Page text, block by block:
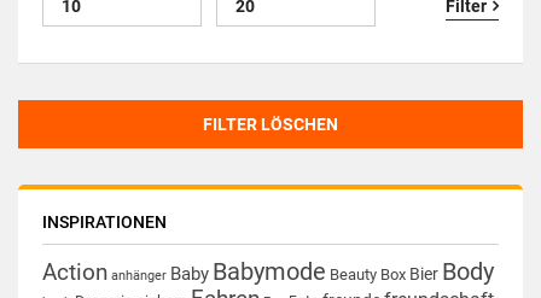
Filter
FILTER LÖSCHEN
INSPIRATIONEN
Action anhänger Baby Babymode Beauty Box Bier Body